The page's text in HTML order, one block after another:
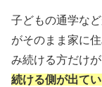
子どもの通学な
がそのまま家に
み続ける方だけ
続ける側が出て